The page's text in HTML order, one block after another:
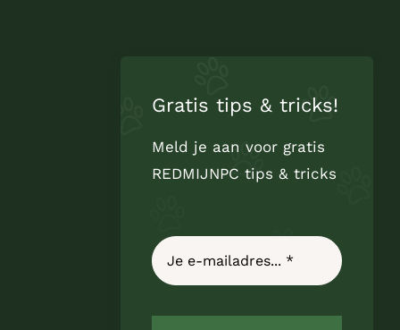
Gratis tips & tricks!
Meld je aan voor gratis
REDMIJNPC tips & tricks